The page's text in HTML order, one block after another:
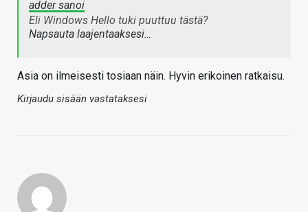
adder sanoi
Eli Windows Hello tuki puuttuu tästä?
Napsauta laajentaaksesi…
Asia on ilmeisesti tosiaan näin. Hyvin erikoinen ratkaisu.
Kirjaudu sisään vastataksesi